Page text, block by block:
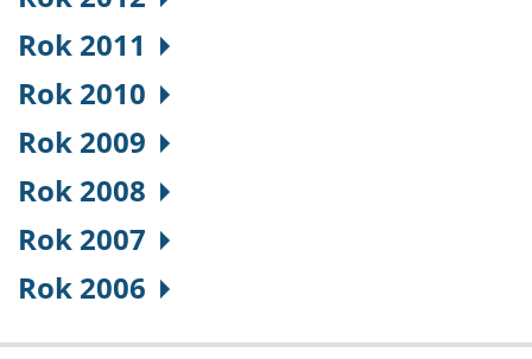
Rok 2011
Rok 2010
Rok 2009
Rok 2008
Rok 2007
Rok 2006